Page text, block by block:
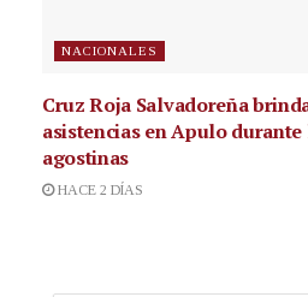
NACIONALES
Cruz Roja Salvadoreña
asistencias en Apulo durante
agostinas
HACE 2 DÍAS